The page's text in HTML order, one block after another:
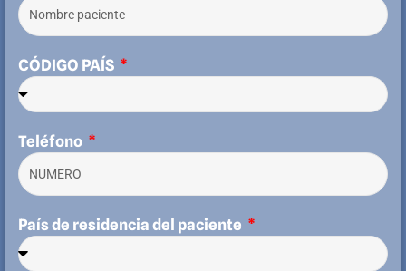
CÓDIGO PAÍS
Teléfono
País de residencia del paciente